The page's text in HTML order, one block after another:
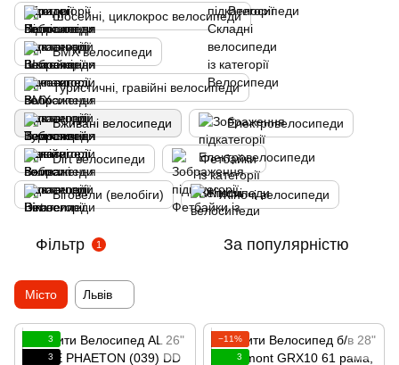
Шосейні, циклокрос велосипеди
BMX велосипеди
Туристичні, гравійні велосипеди
Вживані велосипеди Електровелосипеди
Dirt велосипеди Фетбайки
Біговели (велобіги) Жіночі велосипеди
Фільтр 1 За популярністю
Місто Львів
3
3
−11%
3